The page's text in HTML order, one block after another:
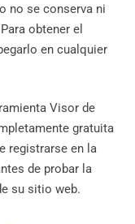
no se conserva ni
obtener el
en cualquier
Visor de
gratuita
registrarse en la
de probar la
su sitio web.